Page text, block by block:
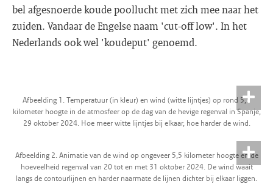
bel afgesnoerde koude poollucht met zich mee naar het
zuiden. Vandaar de Engelse naam 'cut-off low'. In het
Nederlands ook wel 'koudeput' genoemd.
Afbeelding 1. Temperatuur (in kleur) en wind (witte lijntjes) op rond 5,5
kilometer hoogte in de atmosfeer op de dag van de hevige regenval in Spanje,
29 oktober 2024. Hoe meer witte lijntjes bij elkaar, hoe harder de wind.
Afbeelding 2. Animatie van de wind op ongeveer 5,5 kilometer hoogte en de
hoeveelheid regenval van 20 tot en met 31 oktober 2024. De wind waait
langs de contourlijnen en harder naarmate de lijnen dichter bij elkaar liggen.